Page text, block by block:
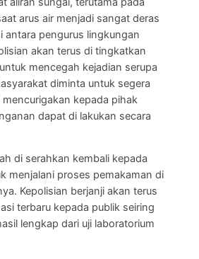
arus air menjadi sangat deras
antara pengurus lingkungan
akan terus di tingkatkan
mencegah kejadian serupa
diminta untuk segera
kepada pihak
dapat di lakukan secara
di serahkan kembali kepada
menjalani proses pemakaman di
Kepolisian berjanji akan terus
terbaru kepada publik seiring
lengkap dari uji laboratorium